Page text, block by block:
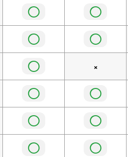
◯ ◯
◯ ◯
◯ ×
◯ ◯
◯ ◯
◯ ◯